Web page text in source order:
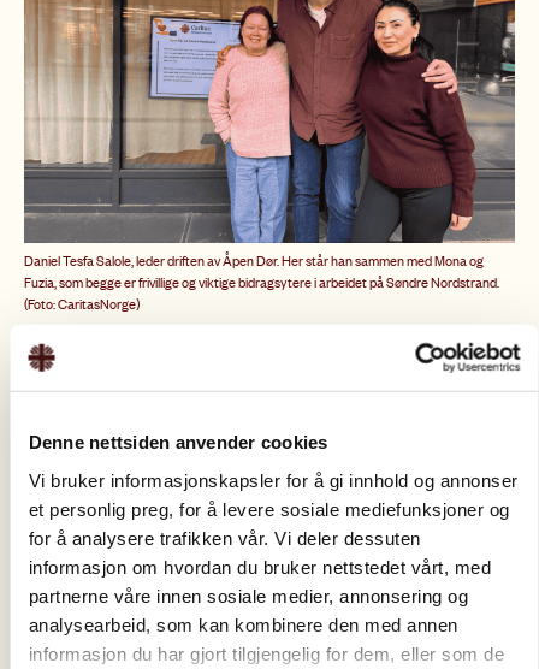
Denne nettsiden anvender cookies
Vi bruker informasjonskapsler for å gi innhold og annonser
et personlig preg, for å levere sosiale mediefunksjoner og
for å analysere trafikken vår. Vi deler dessuten
informasjon om hvordan du bruker nettstedet vårt, med
partnerne våre innen sosiale medier, annonsering og
analysearbeid, som kan kombinere den med annen
informasjon du har gjort tilgjengelig for dem, eller som de
Daniel Tesfa Salole, leder driften av Åpen Dør. Her står han sammen med Mona og
Fuzia, som begge er frivillige og viktige bidragsytere i arbeidet på Søndre Nordstrand.
(Foto: CaritasNorge)
Et ressurssenter for deg som trenger
hjelp til å forstå systemet, finne
fram til dine rettigheter og få støtte
på ditt språk. Her er døren åpen for
alle.
Her finner du et trygt og inkluderende sted der døren
står åpen for alle voksne som ønsker støtte og
veiledning. Hos oss kan du snakke med frivillige